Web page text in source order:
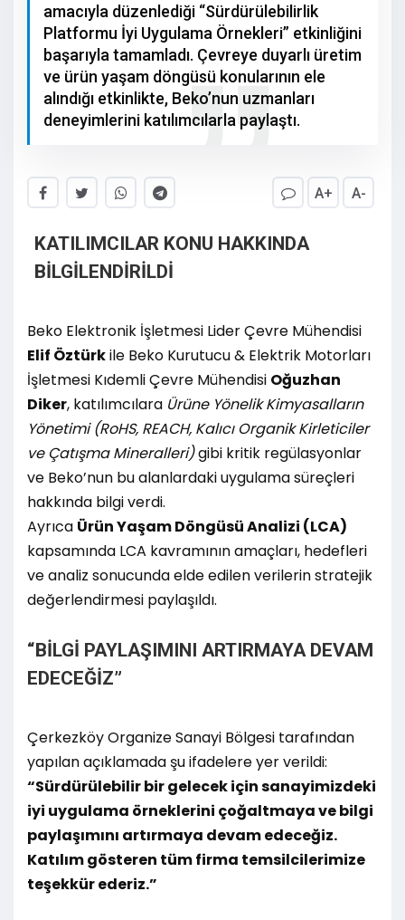
amacıyla düzenlediği “Sürdürülebilirlik
Platformu İyi Uygulama Örnekleri” etkinliğini
başarıyla tamamladı. Çevreye duyarlı üretim
ve ürün yaşam döngüsü konularının ele
alındığı etkinlikte, Beko’nun uzmanları
deneyimlerini katılımcılarla paylaştı.
A+ A-
KATILIMCILAR KONU HAKKINDA
BİLGİLENDİRİLDİ
Beko Elektronik İşletmesi Lider Çevre Mühendisi
Elif Öztürkile Beko Kurutucu & Elektrik Motorları
İşletmesi Kıdemli Çevre Mühendisi Oğuzhan
Diker, katılımcılara Ürüne Yönelik Kimyasalların
Yönetimi (RoHS, REACH, Kalıcı Organik Kirleticiler
ve Çatışma Mineralleri)gibi kritik regülasyonlar
ve Beko’nun bu alanlardaki uygulama süreçleri
hakkında bilgi verdi.
Ayrıca Ürün Yaşam Döngüsü Analizi (LCA)
kapsamında LCA kavramının amaçları, hedefleri
ve analiz sonucunda elde edilen verilerin stratejik
değerlendirmesi paylaşıldı.
“BİLGİ PAYLAŞIMINI ARTIRMAYA DEVAM
EDECEĞİZ”
Çerkezköy Organize Sanayi Bölgesi tarafından
yapılan açıklamada şu ifadelere yer verildi:
“Sürdürülebilir bir gelecek için sanayimizdeki
iyi uygulama örneklerini çoğaltmaya ve bilgi
paylaşımını artırmaya devam edeceğiz.
Katılım gösteren tüm firma temsilcilerimize
teşekkür ederiz.”